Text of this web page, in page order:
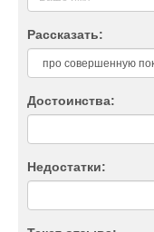
Рассказать:
Достоинства:
Недостатки: